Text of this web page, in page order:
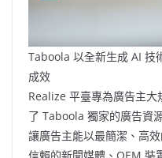
Taboola 以全新生成 AI 技
成效
Realize 平臺專為廣告主
了 Taboola 獨家的廣告資
讓廣告主能以最簡潔、高
信賴的新聞媒體、OEM 裝